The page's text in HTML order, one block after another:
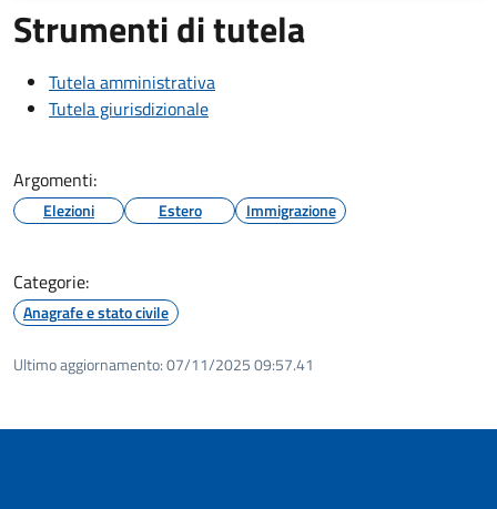
Strumenti di tutela
Tutela amministrativa
Tutela giurisdizionale
Argomenti:
Elezioni Estero Immigrazione
Categorie:
Anagrafe e stato civile
Ultimo aggiornamento:07/11/2025 09:57.41